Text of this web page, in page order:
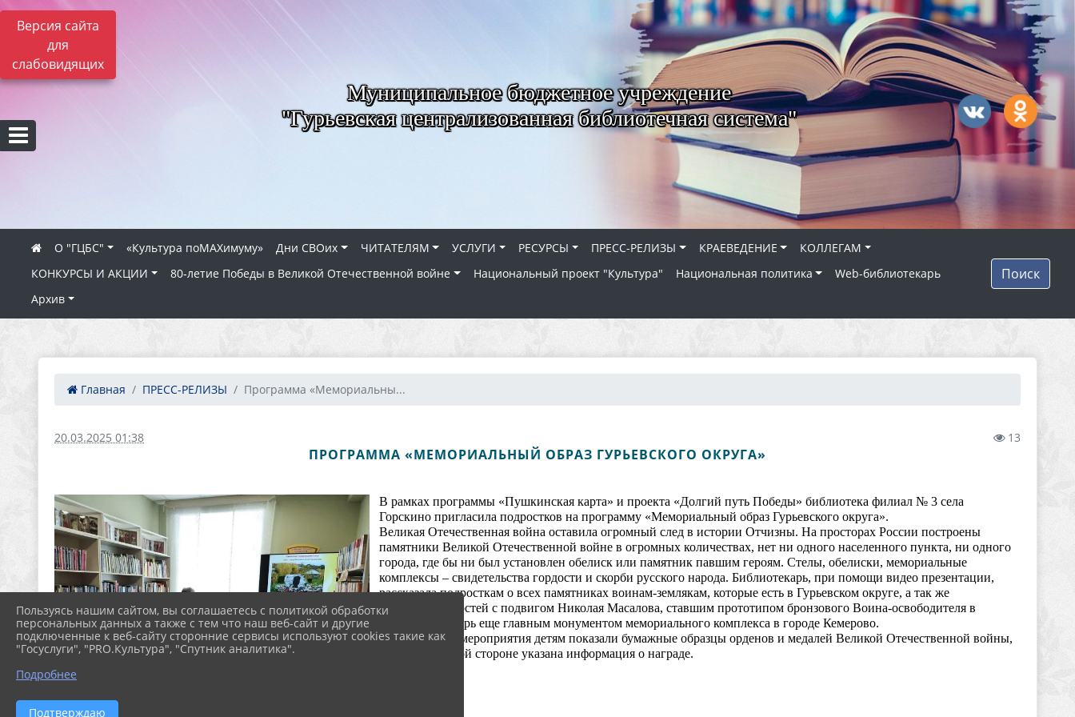
Версия сайта
для
слабовидящих
Муниципальное бюджетное учреждение
"Гурьевская централизованная библиотечная система"
О "ГЦБС" «Культура поMAXимуму» Дни СВОих ЧИТАТЕЛЯМ УСЛУГИ РЕСУРСЫ ПРЕСС-РЕЛИЗЫ КРАЕВЕДЕНИЕ
КОЛЛЕГАМ
КОНКУРСЫ И АКЦИИ
80‑летие Победы в Великой Отечественной войне Национальный проект "Культура" Национальная политика
Web-библиотекарь
Архив
Поиск
Главная ПРЕСС-РЕЛИЗЫ Программа «Мемориальны...
20.03.2025 01:38 13
ПРОГРАММА «МЕМОРИАЛЬНЫЙ ОБРАЗ ГУРЬЕВСКОГО ОКРУГА»
В рамках программы «Пушкинская карта» и проекта «Долгий путь Победы» библиотека филиал № 3 села
Горскино пригласила подростков на программу «Мемориальный образ Гурьевского округа».
Великая Отечественная война оставила огромный след в истории Отчизны. На просторах России построены
памятники Великой Отечественной войне в огромных количествах, нет ни одного населенного пункта, ни одного
города, где бы ни был установлен обелиск или памятник павшим героям. Стелы, обелиски, мемориальные
комплексы – свидетельства гордости и скорби русского народа. Библиотекарь, при помощи видео презентации,
рассказала подросткам о всех памятниках воинам-землякам, которые есть в Гурьевском округе, а так же
познакомила гостей с подвигом Николая Масалова, ставшим прототипом бронзового Воина-освободителя в
Берлине, а теперь еще главным монументом мемориального комплекса в городе Кемерово.
В заключении мероприятия детям показали бумажные образцы орденов и медалей Великой Отечественной войны,
а на их обратной стороне указана информация о награде.
Пользуясь нашим сайтом, вы соглашаетесь с политикой обработки
персональных данных а также с тем что наш веб-сайт и другие
подключенные к веб-сайту сторонние сервисы используют cookies такие как
"Госуслуги", "PRO.Культура", "Спутник аналитика".
Подробнее
Подтверждаю